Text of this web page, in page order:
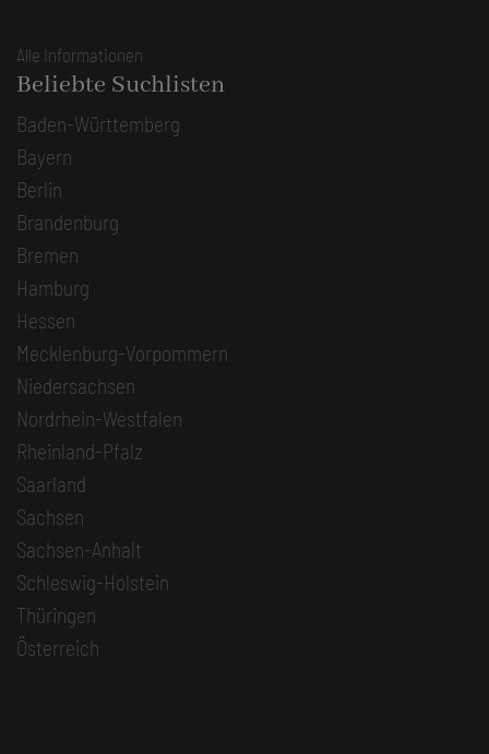
Alle Informationen
Beliebte Suchlisten
Baden-Württemberg
Bayern
Berlin
Brandenburg
Bremen
Hamburg
Hessen
Mecklenburg-Vorpommern
Niedersachsen
Nordrhein-Westfalen
Rheinland-Pfalz
Saarland
Sachsen
Sachsen-Anhalt
Schleswig-Holstein
Thüringen
Österreich